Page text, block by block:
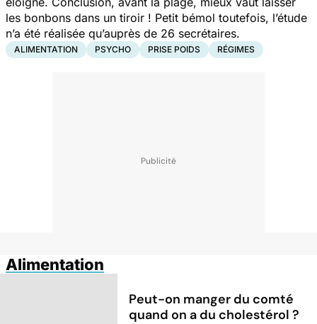
les bonbons dans un tiroir ! Petit bémol toutefois, l’étude
n’a été réalisée qu’auprès de 26 secrétaires.
ALIMENTATION PSYCHO PRISE POIDS RÉGIMES
Alimentation
Peut-on manger du comté
quand on a du cholestérol ?